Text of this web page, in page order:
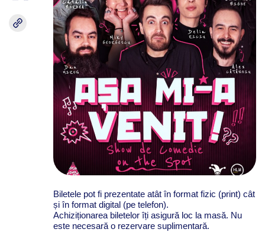
Biletele pot fi prezentate atât în format fizic (print) cât
și în format digital (pe telefon).
Achiziționarea biletelor îți asigură loc la masă. Nu
este necesară o rezervare suplimentară.